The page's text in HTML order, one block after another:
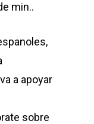
min..
a apoyar
sobre